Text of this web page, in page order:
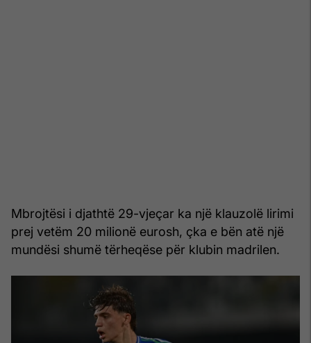
Mbrojtësi i djathtë 29-vjeçar ka një klauzolë lirimi
prej vetëm 20 milionë eurosh, çka e bën atë një
mundësi shumë tërheqëse për klubin madrilen.